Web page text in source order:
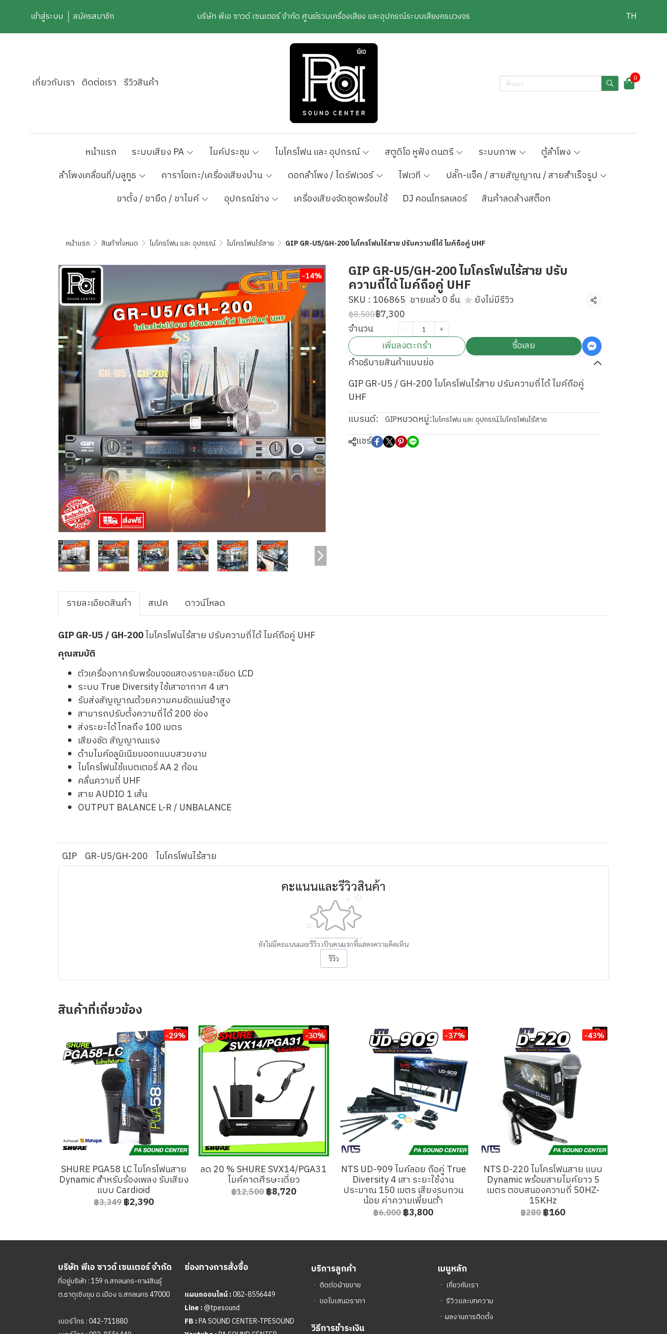
เข้าสู่ระบบ สมัครสมาชิก บริษัท พีเอ ซาวด์ เซนเตอร์ จำกัด ศูนย์รวมเครื่องเสียง และอุปกรณ์ระบบเสียงครบวงจร TH
เกี่ยวกับเรา ติดต่อเรา รีวิวสินค้า 0
หน้าแรก ระบบเสียง PA ไมค์ประชุม ไมโครโฟน และ อุปกรณ์ สตูดิโอ หูฟัง ดนตรี ระบบภาพ
ตู้ลำโพง
ลำโพงเคลื่อนที่/บลูทูธ
คาราโอเกะ/เครื่องเสียงบ้าน ดอกลำโพง / ไดร์ฟเวอร์ ไฟเวที
ปลั๊ก-แจ็ค / สายสัญญาณ / สายสำเร็จรูป
ขาตั้ง / ขายึด / ขาไมค์
อุปกรณ์ช่าง เครื่องเสียงจัดชุดพร้อมใช้ DJ คอนโทรลเลอร์ สินค้าลดล้างสต็อก
หน้าแรก สินค้าทั้งหมด ไมโครโฟน และ อุปกรณ์ ไมโครโฟนไร้สาย GIP GR-U5/GH-200 ไมโครโฟนไร้สาย ปรับความถี่ได้ ไมค์ถือคู่ UHF
-14% GIP GR-U5/GH-200 ไมโครโฟนไร้สาย ปรับ
ความถี่ได้ ไมค์ถือคู่ UHF
SKU : 106865 ขายแล้ว 0 ชิ้น ยังไม่มีรีวิว แชร์
฿8,500฿7,300
จำนวน
เพิ่มลงตะกร้า
ซื้อเลย
คำอธิบายสินค้าแบบย่อ
GIP GR-U5 / GH-200 ไมโครโฟนไร้สาย ปรับความถี่ได้ ไมค์ถือคู่
UHF
แบรนด์:
GIPหมวดหมู่:ไมโครโฟน และ อุปกรณ์,ไมโครโฟนไร้สาย
แชร์
รายละเอียดสินค้า สเปค ดาวน์โหลด
GIP GR-U5 / GH-200ไมโครโฟนไร้สาย ปรับความถี่ได้ ไมค์ถือคู่ UHF
คุณสมบัติ
ตัวเครื่องภาครับพร้อมจอแสดงรายละเอียด LCD
ระบบ True Diversity ใช้เสาอากาศ 4 เสา
รับส่งสัญญาณด้วยความคมชัดแม่นยำสูง
สามารถปรับตั้งความถี่ได้ 200 ช่อง
ส่งระยะได้ไกลถึง 100 เมตร
เสียงชัด สัญญาณแรง
ด้ามไมค์อลูมิเนียมออกแบบสวยงาม
ไมโครโฟนใช้แบตเตอรี่ AA 2 ก้อน
คลื่นความถี่ UHF
สาย AUDIO 1 เส้น
OUTPUT BALANCE L-R / UNBALANCE
GIP GR-U5/GH-200 ไมโครโฟนไร้สาย
คะแนนและรีวิวสินค้า
ยังไม่มีคะแนนและรีวิว เป็นคนแรกที่แสดงความคิดเห็น
รีวิว
สินค้าที่เกี่ยวข้อง
-29%
SHURE PGA58 LC ไมโครโฟนสาย
Dynamic สำหรับร้องเพลง รับเสียง
แบบ Cardioid
฿3,349฿2,390
-30%
ลด 20 % SHURE SVX14/PGA31
ไมค์คาดศีรษะเดี่ยว
฿12,500฿8,720
-37%
NTS UD-909 ไมค์ลอย ถือคู่ True
Diversity 4 เสา ระยะใช้งาน
ประมาณ 150 เมตร เสียงรบกวน
น้อย ค่าความเพี้ยนต่ำ
฿6,000฿3,800
-43%
NTS D-220 ไมโครโฟนสาย แบบ
Dynamic พร้อมสายไมค์ยาว 5
เมตร ตอบสนองความถี่ 50HZ-
15KHz
฿280฿160
บริษัท พีเอ ซาวด์ เซนเตอร์ จำกัด
ที่อยู่บริษัท : 159 ถ.สกลนคร-กาฬสินธุ์
ต.ธาตุเชิงชุม อ.เมือง จ.สกลนคร 47000
เบอร์โทร :042-711880
ช่องทางการสั่งซื้อ
แผนกออนไลน์ :082-8556449
Line :@tpesound
FB :PA SOUND CENTER-TPESOUND
บริการลูกค้า
ㆍ ติดต่อฝ่ายขาย
ㆍ ขอใบเสนอราคา
วิธีการชำระเงิน
เมนูหลัก
ㆍ เกี่ยวกับเรา
ㆍ รีวิวและบทความ
ㆍ ผลงานการติดตั้ง